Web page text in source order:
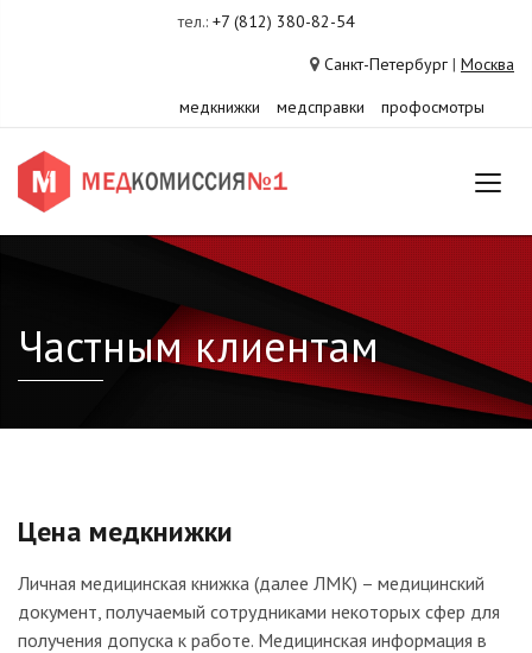
тел.: +7 (812) 380-82-54
Санкт-Петербург | Москва
медкнижки
медсправки профосмотры
Частным клиентам
Цена медкнижки
Личная медицинская книжка (далее ЛМК) – медицинский
документ, получаемый сотрудниками некоторых сфер для
получения допуска к работе. Медицинская информация в